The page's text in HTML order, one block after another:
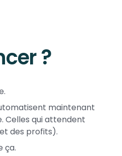
?
maintenant
Celles qui attendent
des profits).
ça.